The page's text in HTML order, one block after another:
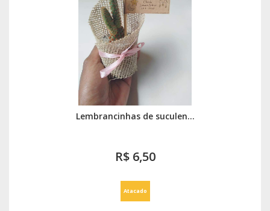
Lembrancinhas de suculen...
R$ 6,50
Atacado